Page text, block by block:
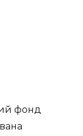
фонд